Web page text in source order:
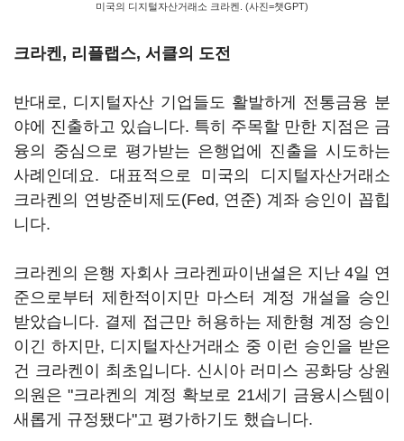
미국의 디지털자산거래소 크라켄. (사진=챗GPT)
크라켄, 리플랩스, 서클의 도전
반대로, 디지털자산 기업들도 활발하게 전통금융 분
야에 진출하고 있습니다. 특히 주목할 만한 지점은 금
융의 중심으로 평가받는 은행업에 진출을 시도하는
사례인데요. 대표적으로 미국의 디지털자산거래소
크라켄의 연방준비제도(Fed, 연준) 계좌 승인이 꼽힙
니다.
크라켄의 은행 자회사 크라켄파이낸셜은 지난 4일 연
준으로부터 제한적이지만 마스터 계정 개설을 승인
받았습니다. 결제 접근만 허용하는 제한형 계정 승인
이긴 하지만, 디지털자산거래소 중 이런 승인을 받은
건 크라켄이 최초입니다. 신시아 러미스 공화당 상원
의원은 "크라켄의 계정 확보로 21세기 금융시스템이
새롭게 규정됐다"고 평가하기도 했습니다.